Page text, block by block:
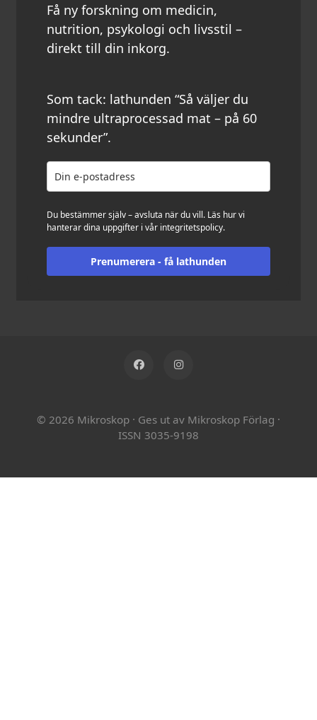
Få ny forskning om medicin,
nutrition, psykologi och livsstil –
direkt till din inkorg.
Som tack: lathunden “Så väljer du
mindre ultraprocessad mat – på 60
sekunder”.
Du bestämmer själv – avsluta när du vill. Läs hur vi
hanterar dina uppgifter i vår integritetspolicy.
Prenumerera - få lathunden
© 2026 Mikroskop · Ges ut av Mikroskop Förlag ·
ISSN 3035-9198